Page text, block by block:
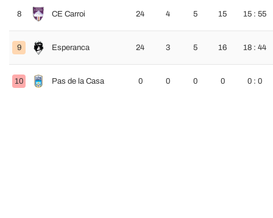
8 CE Carroi 24 4 5 15 15 : 55
9 Esperanca 24 3 5 16 18 : 44
10 Pas de la Casa 0 0 0 0 0 : 0